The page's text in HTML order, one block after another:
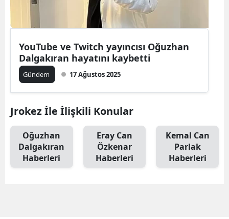
YouTube ve Twitch yayıncısı Oğuzhan
Dalgakıran hayatını kaybetti
Gündem 17 Ağustos 2025
Jrokez İle İlişkili Konular
Oğuzhan
Dalgakıran
Haberleri
Eray Can
Özkenar
Haberleri
Kemal Can
Parlak
Haberleri